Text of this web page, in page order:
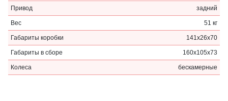
Привод задний
Вес 51 кг
Габариты коробки 141х26х70
Габариты в сборе 160х105х73
Колеса бескамерные